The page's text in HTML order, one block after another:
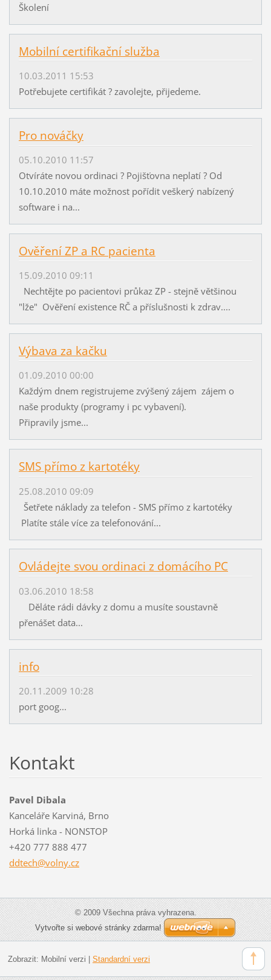
Školení
Mobilní certifikační služba
10.03.2011 15:53
Potřebujete certifikát ? zavolejte, přijedeme.
Pro nováčky
05.10.2010 11:57
Otvíráte novou ordinaci ? Pojišťovna neplatí ? Od
10.10.2010 máte možnost pořídit veškerý nabízený
software i na...
Ověření ZP a RC pacienta
15.09.2010 09:11
Nechtějte po pacientovi průkaz ZP - stejně většinou
"lže" Ověření existence RČ a příslušnosti k zdrav....
Výbava za kačku
01.09.2010 00:00
Každým dnem registrujeme zvýšený zájem zájem o
naše produkty (programy i pc vybavení).
Připravily jsme...
SMS přímo z kartotéky
25.08.2010 09:09
Šetřete náklady za telefon - SMS přímo z kartotéky
Platíte stále více za telefonování...
Ovládejte svou ordinaci z domácího PC
03.06.2010 18:58
Děláte rádi dávky z domu a musíte soustavně
přenášet data...
info
20.11.2009 10:28
port goog...
Kontakt
Pavel Dibala
Kanceláře Karviná, Brno
Horká linka - NONSTOP
+420 777 888 477
ddtech@volny.cz
© 2009 Všechna práva vyhrazena.
Vytvořte si webové stránky zdarma!
Zobrazit: Mobilní verzi Standardní verzi